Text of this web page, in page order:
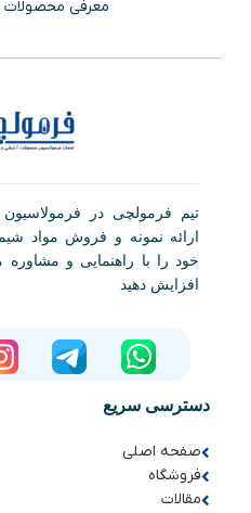
معرفی محصولات
تیم فرمولچی در
ارائه نمونه و فروش مواد
خود را با راهنمایی و
افزایش دهید
دسترسی سریع
صفحه اصلی
فروشگاه
مقالات